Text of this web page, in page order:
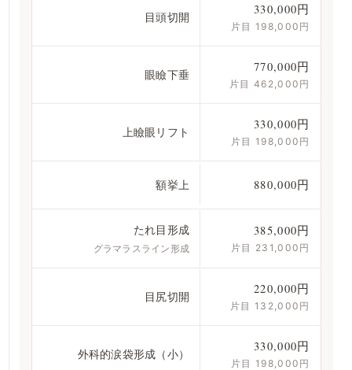
目頭切開
330,000円
片目 198,000円
眼瞼下垂
770,000円
片目 462,000円
上瞼眼リフト
330,000円
片目 198,000円
額挙上 880,000円
たれ目形成
グラマラスライン形成
385,000円
片目 231,000円
目尻切開
220,000円
片目 132,000円
外科的涙袋形成（小）
330,000円
片目 198,000円